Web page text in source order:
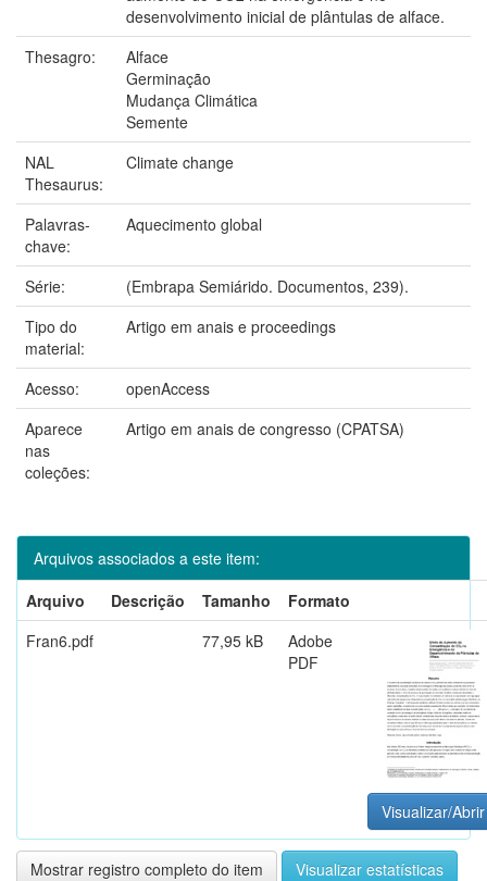
desenvolvimento inicial de plântulas de alface.
Thesagro:
Alface
Germinação
Mudança Climática
Semente
NAL
Thesaurus:
Climate change
Palavras-
chave:
Aquecimento global
Série:
(Embrapa Semiárido. Documentos, 239).
Tipo do
material:
Artigo em anais e proceedings
Acesso:
openAccess
Aparece
nas
coleções:
Artigo em anais de congresso (CPATSA)
Arquivos associados a este item:
Arquivo
Descrição Tamanho
Formato
Fran6.pdf
77,95 kB
Adobe
PDF
Visualizar/Abrir
Mostrar registro completo do item Visualizar estatísticas